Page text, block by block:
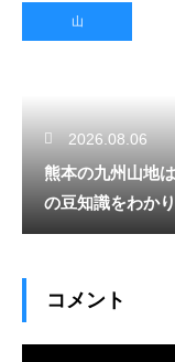
山
2026.08.06
熊本の九州山地
の豆知識をわか
コメント